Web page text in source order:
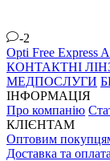
-2
Opti Free Express
КОНТАКТНІ
МЕДПОСЛУГИ
ІНФОРМАЦІЯ
Про компанію
КЛІЄНТАМ
Оптовим
Доставка та оплата